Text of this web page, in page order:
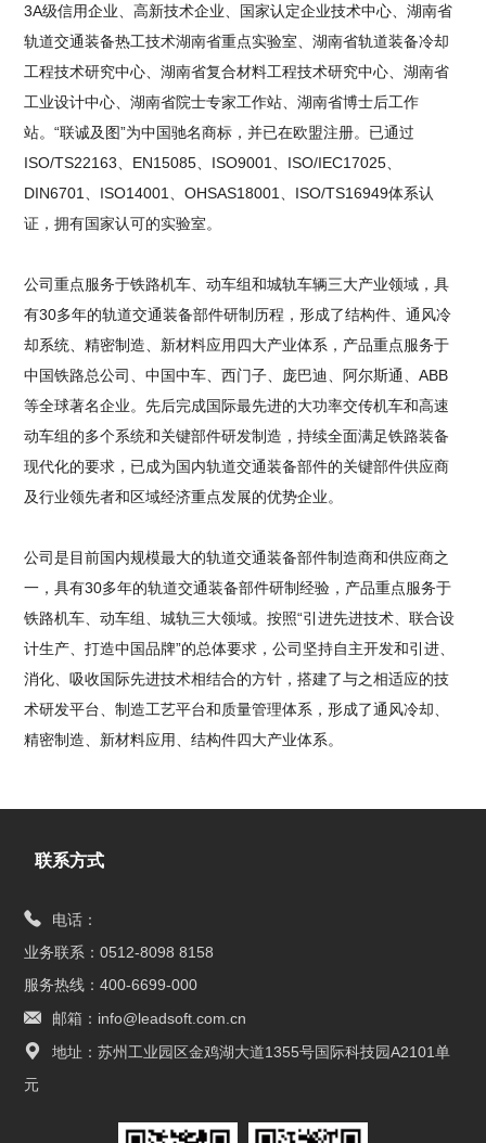
3A级信用企业、高新技术企业、国家认定企业技术中心、湖南省
轨道交通装备热工技术湖南省重点实验室、湖南省轨道装备冷却
工程技术研究中心、湖南省复合材料工程技术研究中心、湖南省
工业设计中心、湖南省院士专家工作站、湖南省博士后工作
站。“联诚及图”为中国驰名商标，并已在欧盟注册。已通过
ISO/TS22163、EN15085、ISO9001、ISO/IEC17025、
DIN6701、ISO14001、OHSAS18001、ISO/TS16949体系认
证，拥有国家认可的实验室。
公司重点服务于铁路机车、动车组和城轨车辆三大产业领域，具
有30多年的轨道交通装备部件研制历程，形成了结构件、通风冷
却系统、精密制造、新材料应用四大产业体系，产品重点服务于
中国铁路总公司、中国中车、西门子、庞巴迪、阿尔斯通、ABB
等全球著名企业。先后完成国际最先进的大功率交传机车和高速
动车组的多个系统和关键部件研发制造，持续全面满足铁路装备
现代化的要求，已成为国内轨道交通装备部件的关键部件供应商
及行业领先者和区域经济重点发展的优势企业。
公司是目前国内规模最大的轨道交通装备部件制造商和供应商之
一，具有30多年的轨道交通装备部件研制经验，产品重点服务于
铁路机车、动车组、城轨三大领域。按照“引进先进技术、联合设
计生产、打造中国品牌”的总体要求，公司坚持自主开发和引进、
消化、吸收国际先进技术相结合的方针，搭建了与之相适应的技
术研发平台、制造工艺平台和质量管理体系，形成了通风冷却、
精密制造、新材料应用、结构件四大产业体系。
联系方式
电话：
业务联系：0512-8098 8158
服务热线：400-6699-000
邮箱：info@leadsoft.com.cn
地址：苏州工业园区金鸡湖大道1355号国际科技园A2101单
元